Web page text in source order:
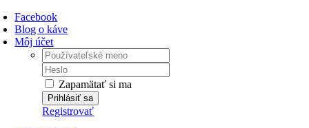
Skip
to
content
Facebook
Blog o káve
Môj účet
Username:
Password:
Zapamätať si ma
Registrovať